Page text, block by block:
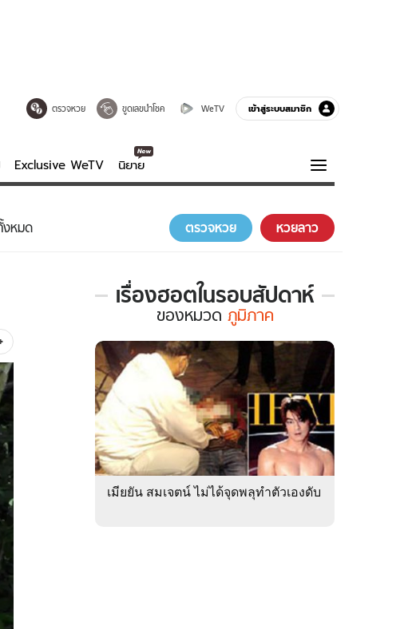
ตรวจหวย ขูดเลขนำโชค WeTV เข้าสู่ระบบสมาชิก
Exclusive WeTV นิยาย
นเทิงครบรส
ลิป
อดแคสต์
ทีวี
Exclusive WeTV
นิยาย
ความรู้รอบตัว
ฮาวทู
งหมด ตรวจหวย หวยลาว
เรื่องฮอตในรอบสัปดาห์
เรื่อง
ใน
รอบ
สัปดาห์
ของ
หมวด
ภูมิภาค
ของหมวด ภูมิภาค
เมียยัน สมเจตน์ ไม่ได้จุดพลุทำตัวเองดับ